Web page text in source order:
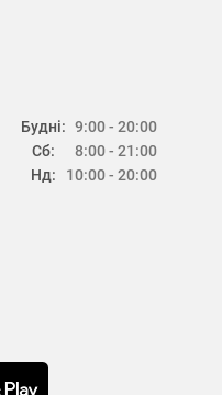
Будні:
Сб:
Нд:
9:00 - 20:00
8:00 - 21:00
10:00 - 20:00